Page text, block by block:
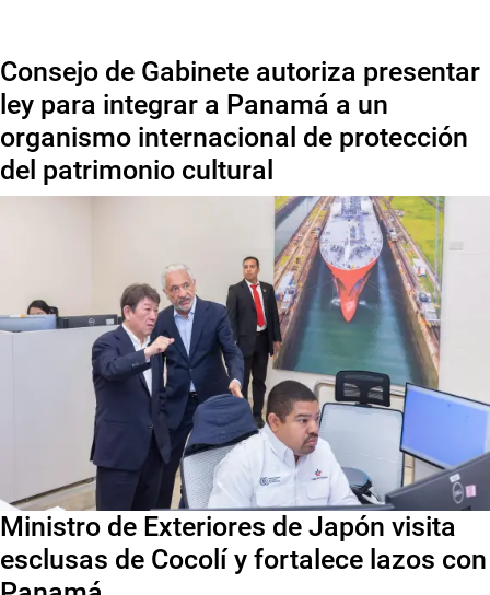
Consejo de Gabinete autoriza presentar
ley para integrar a Panamá a un
organismo internacional de protección
del patrimonio cultural
Ministro de Exteriores de Japón visita
esclusas de Cocolí y fortalece lazos con